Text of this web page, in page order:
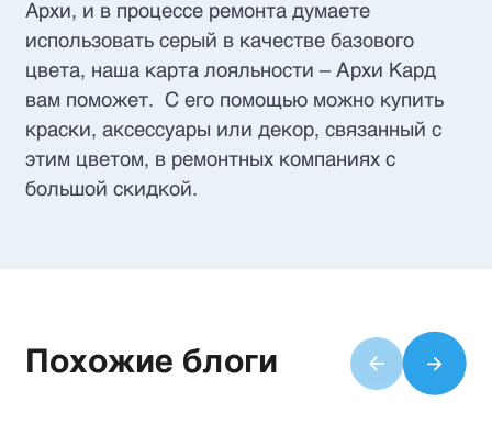
Aрхи, и в процессе ремонта думаете
использовать серый в качестве базового
цвета, наша карта лояльности – Архи Кард
вам поможет. С его помощью можно купить
краски, аксессуары или декор, связанный с
этим цветом, в ремонтных компаниях с
большой скидкой.
Похожие блоги